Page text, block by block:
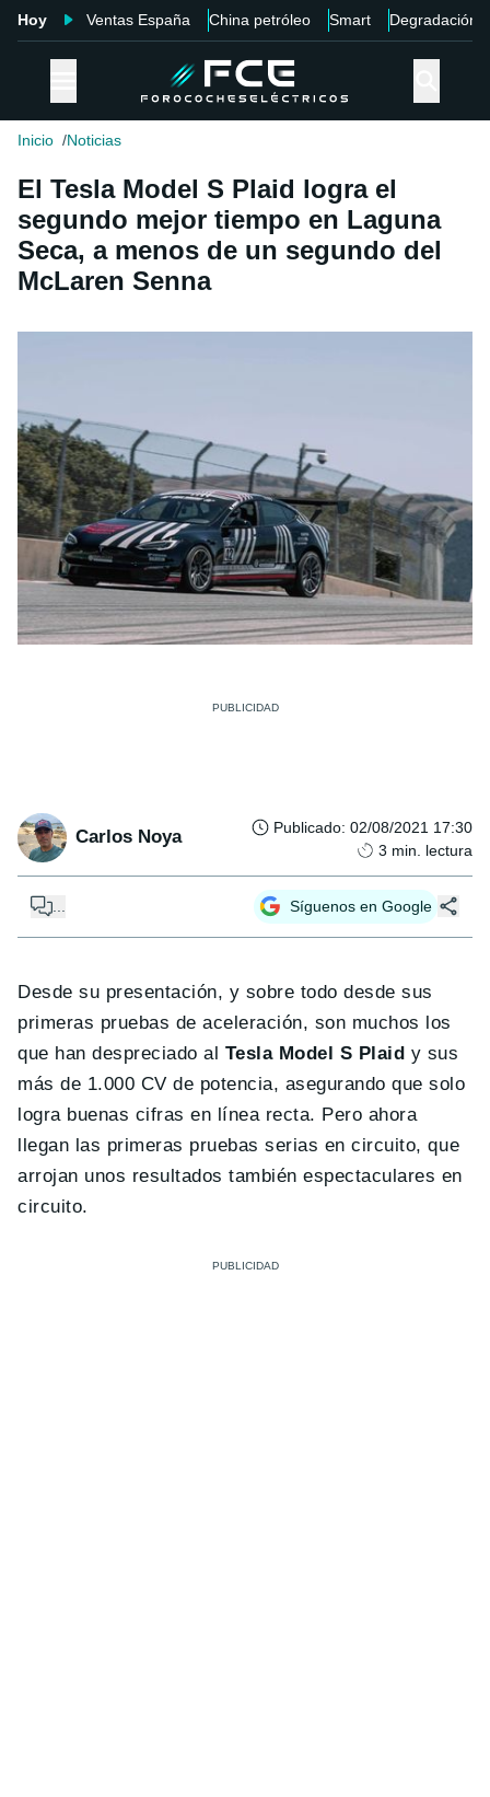
Hoy Ventas España China petróleo Smart Degradación
Inicio Noticias
El Tesla Model S Plaid logra el
segundo mejor tiempo en Laguna
Seca, a menos de un segundo del
McLaren Senna
Carlos Noya Publicado: 02/08/2021 17:30
3 min. lectura
Síguenos en Google
Desde su presentación, y sobre todo desde sus
primeras pruebas de aceleración, son muchos los
que han despreciado al Tesla Model S Plaid y sus
más de 1.000 CV de potencia, asegurando que solo
logra buenas cifras en línea recta. Pero ahora
llegan las primeras pruebas serias en circuito, que
arrojan unos resultados también espectaculares en
circuito.